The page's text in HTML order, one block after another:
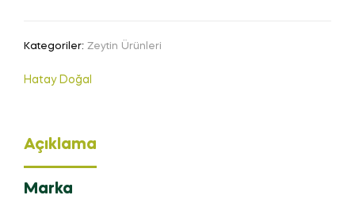
Kategoriler: Zeytin Ürünleri
Hatay Doğal
Açıklama
Marka